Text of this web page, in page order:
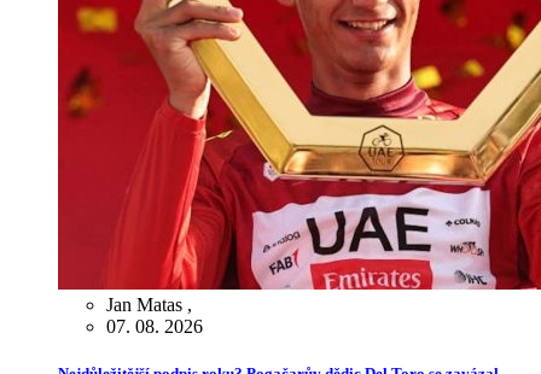
Jan Matas ,
07. 08. 2026